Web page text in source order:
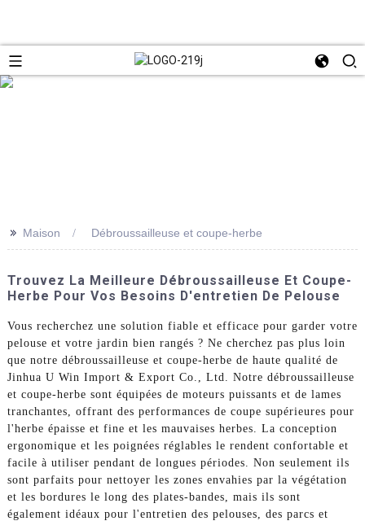
>> Maison Débroussailleuse et coupe-herbe
Trouvez La Meilleure Débroussailleuse Et Coupe-
Herbe Pour Vos Besoins D'entretien De Pelouse
Vous recherchez une solution fiable et efficace pour garder votre
pelouse et votre jardin bien rangés ? Ne cherchez pas plus loin
que notre débroussailleuse et coupe-herbe de haute qualité de
Jinhua U Win Import & Export Co., Ltd. Notre débroussailleuse
et coupe-herbe sont équipées de moteurs puissants et de lames
tranchantes, offrant des performances de coupe supérieures pour
l'herbe épaisse et fine et les mauvaises herbes. La conception
ergonomique et les poignées réglables le rendent confortable et
facile à utiliser pendant de longues périodes. Non seulement ils
sont parfaits pour nettoyer les zones envahies par la végétation
et les bordures le long des plates-bandes, mais ils sont
également idéaux pour l'entretien des pelouses, des parcs et